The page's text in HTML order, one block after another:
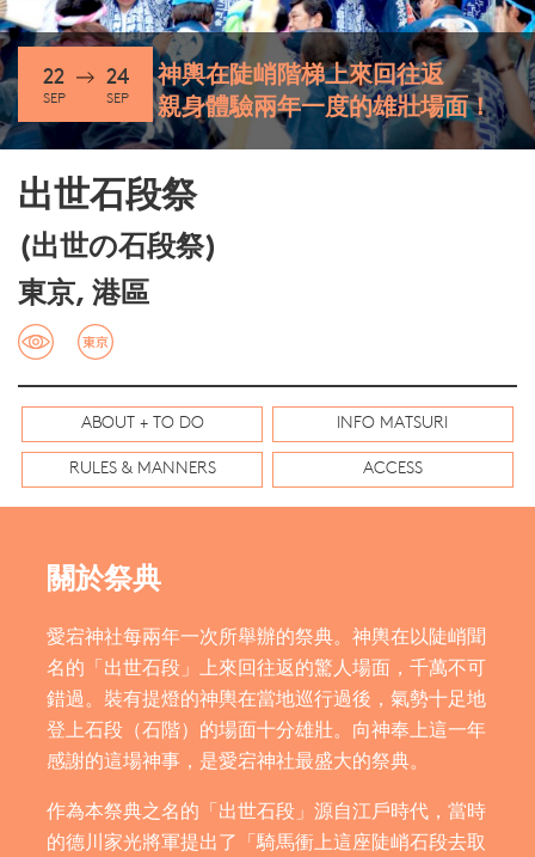
22
SEP
24
SEP
神輿在陡峭階梯上來回往返
親身體驗兩年一度的雄壯場面！
出世石段祭
(出世の石段祭)
東京, 港區
ABOUT + TO DO INFO MATSURI
RULES & MANNERS ACCESS
關於祭典
愛宕神社每兩年一次所舉辦的祭典。神輿在以陡峭聞
名的「出世石段」上來回往返的驚人場面，千萬不可
錯過。裝有提燈的神輿在當地巡行過後，氣勢十足地
登上石段（石階）的場面十分雄壯。向神奉上這一年
感謝的這場神事，是愛宕神社最盛大的祭典。
作為本祭典之名的「出世石段」源自江戶時代，當時
的德川家光將軍提出了「騎馬衝上這座陡峭石段去取